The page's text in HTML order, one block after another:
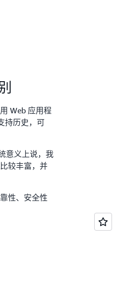
Web 应用程
持历史，可
意义上说，我
较丰富，并
性、安全性